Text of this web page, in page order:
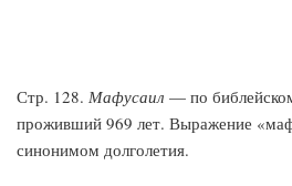
Стр. 128. Мафусаил — по
проживший 969 лет. Выражение
синонимом долголетия.